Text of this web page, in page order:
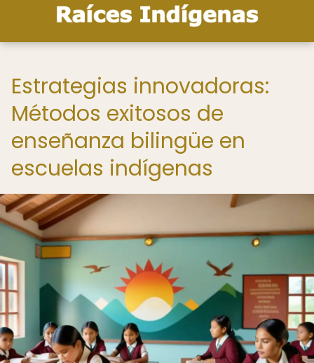
Estrategias innovadoras:
Métodos exitosos de
enseñanza bilingüe en
escuelas indígenas